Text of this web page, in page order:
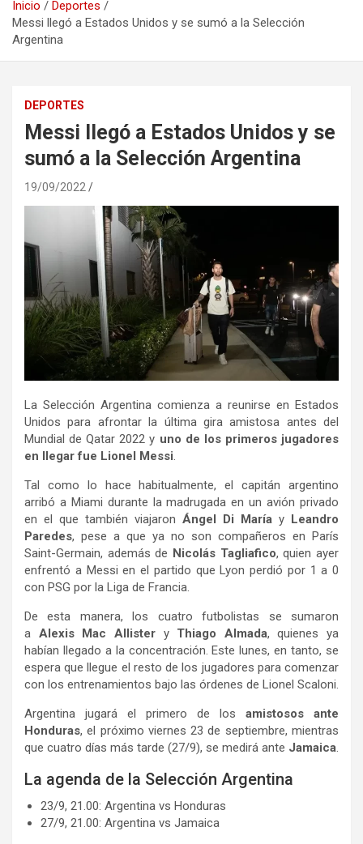
Inicio
Deportes
Messi llegó a Estados Unidos y se sumó a la Selección
Argentina
DEPORTES
Messi llegó a Estados Unidos y se
sumó a la Selección Argentina
19/09/2022
La Selección Argentina comienza a reunirse en Estados
Unidos para afrontar la última gira amistosa antes del
Mundial de Qatar 2022 y uno de los primeros jugadores
en llegar fue Lionel Messi.
Tal como lo hace habitualmente, el capitán argentino
arribó a Miami durante la madrugada en un avión privado
en el que también viajaron Ángel Di María y Leandro
Paredes, pese a que ya no son compañeros en París
Saint-Germain, además de Nicolás Tagliafico, quien ayer
enfrentó a Messi en el partido que Lyon perdió por 1 a 0
con PSG por la Liga de Francia.
De esta manera, los cuatro futbolistas se sumaron
a Alexis Mac Allistery Thiago Almada, quienes ya
habían llegado a la concentración. Este lunes, en tanto, se
espera que llegue el resto de los jugadores para comenzar
con los entrenamientos bajo las órdenes de Lionel Scaloni.
Argentina jugará el primero de los amistosos ante
Honduras, el próximo viernes 23 de septiembre, mientras
que cuatro días más tarde (27/9), se medirá ante Jamaica.
La agenda de la Selección Argentina
23/9, 21.00: Argentina vs Honduras
27/9, 21.00: Argentina vs Jamaica